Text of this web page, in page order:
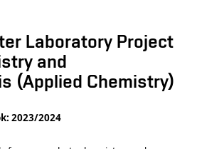
Laboratory Project
and
(Applied Chemistry)
2023/2024